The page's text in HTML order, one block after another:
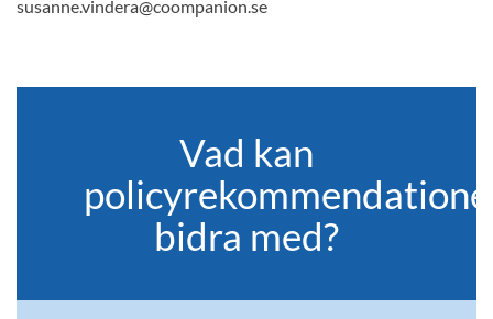
susanne.vindera@coompanion.se
Vad kan
bidra med?